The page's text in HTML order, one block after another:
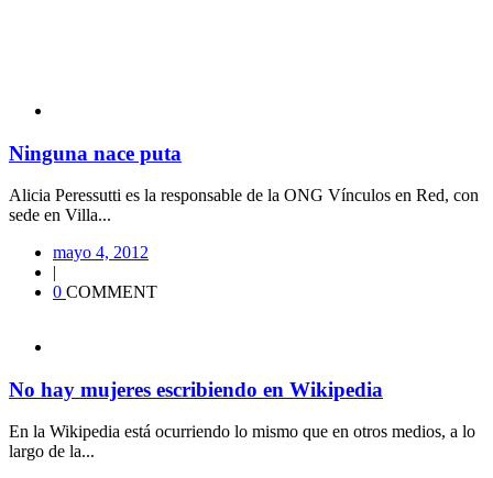
Ninguna nace puta
Alicia Peressutti es la responsable de la ONG Vínculos en Red, con
sede en Villa...
mayo 4, 2012
|
0 COMMENT
No hay mujeres escribiendo en Wikipedia
En la Wikipedia está ocurriendo lo mismo que en otros medios, a lo
largo de la...